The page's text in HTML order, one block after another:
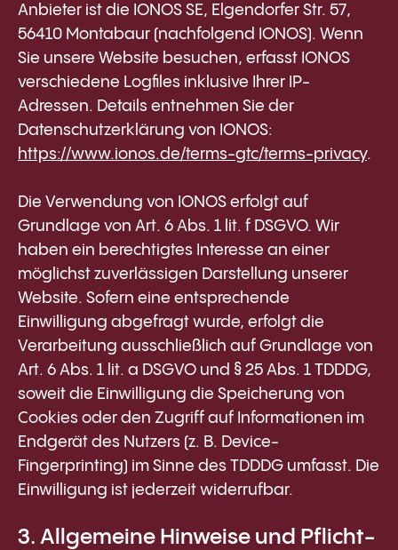
Anbieter ist die IONOS SE, Elgendorfer Str. 57,
56410 Montabaur (nachfolgend IONOS). Wenn
Sie unsere Website besuchen, erfasst IONOS
verschiedene Logfiles inklusive Ihrer IP-
Adressen. Details entnehmen Sie der
Datenschutzerklärung von IONOS:
https://www.ionos.de/terms-gtc/terms-privacy.
Die Verwendung von IONOS erfolgt auf
Grundlage von Art. 6 Abs. 1 lit. f DSGVO. Wir
haben ein berechtigtes Interesse an einer
möglichst zuverlässigen Darstellung unserer
Website. Sofern eine entsprechende
Einwilligung abgefragt wurde, erfolgt die
Verarbeitung ausschließlich auf Grundlage von
Art. 6 Abs. 1 lit. a DSGVO und § 25 Abs. 1 TDDDG,
soweit die Einwilligung die Speicherung von
Cookies oder den Zugriff auf Informationen im
Endgerät des Nutzers (z. B. Device-
Fingerprinting) im Sinne des TDDDG umfasst. Die
Einwilligung ist jederzeit widerrufbar.
3. Allgemeine Hinweise und Pflicht­